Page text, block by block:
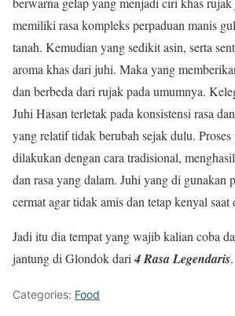
memiliki rasa kompleks perpaduan manis
tanah. Kemudian yang sedikit asin, serta
aroma khas dari juhi. Maka yang
dan berbeda dari rujak pada umumnya.
Juhi Hasan terletak pada konsistensi rasa
yang relatif tidak berubah sejak dulu.
dilakukan dengan cara tradisional,
dan rasa yang dalam. Juhi yang di gunakan
cermat agar tidak amis dan tetap kenyal saat
Jadi itu dia tempat yang wajib kalian coba
jantung di Glondok dari 4 Rasa Legendaris.
Categories: Food